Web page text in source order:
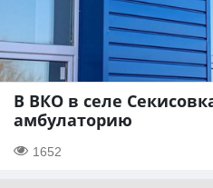
В ВКО в селе
амбулаторию
1652